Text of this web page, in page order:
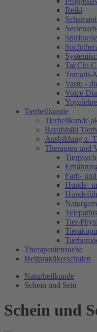
Reiki
Tai Chi
Tomatis-
Vastu -
Voice
Tierheilkunde
Tierheilkunde
Berufsbild
Ausbildung z.
Therapien und
Farb-
Hunde-
Tier-
Therapeutensuche
Heilpraktikerschulen
Naturheilkunde
Schein und Sein
Schein und